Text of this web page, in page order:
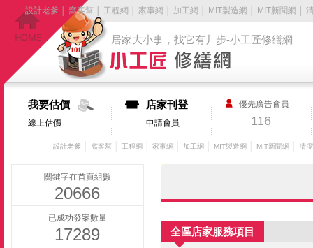
居家大小事，找它有丿步-小工匠修繕網
設計老爹 窩客幫 工程網 家事網 加工網 MIT製造網 MIT新聞網
我要估價
線上估價
店家刊登
申請會員
優先廣告會員
116
設計老爹 窩客幫 工程網 家事網 加工網 MIT製造網 MIT新聞網 清
關鍵字在首頁組數
20666
已成功發案數量
17289 全區店家服務項目